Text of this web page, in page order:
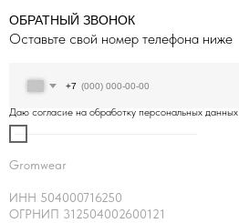
Gromwear
ИНН 504000716250
ОГРНИП 312504002600121
ОБРАТНЫЙ ЗВОНОК
Оставьте свой номер телефона ниже
+7
Даю согласие на обработку персональных данных